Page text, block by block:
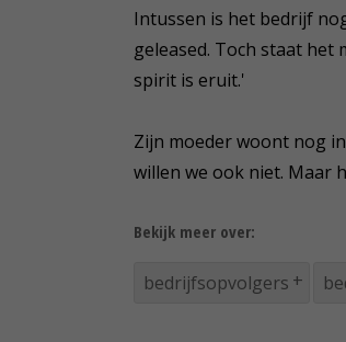
Intussen is het bedrijf
geleased. Toch staat het
spirit is eruit.'
Zijn moeder woont nog
willen we ook niet. Maar
Bekijk meer over:
bedrijfsopvolgers